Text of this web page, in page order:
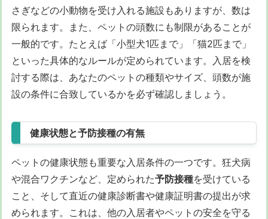
さぎなどの小動物を受け入れる施設もありますが、数は
限られます。また、ペットの頭数にも制限があることが
一般的です。たとえば「小型犬1匹まで」「猫2匹まで」
といった具体的なルールが定められています。入居を検
討する際は、あなたのペットの種類やサイズ、頭数が施
設の条件に合致しているかを必ず確認しましょう。
健康状態と予防接種の有無
ペットの健康状態も重要な入居条件の一つです。狂犬病
や混合ワクチンなど、定められた予防接種を受けている
こと、そして直近の健康診断書や健康証明書の提出が求
められます。これは、他の入居者やペットの安全を守る